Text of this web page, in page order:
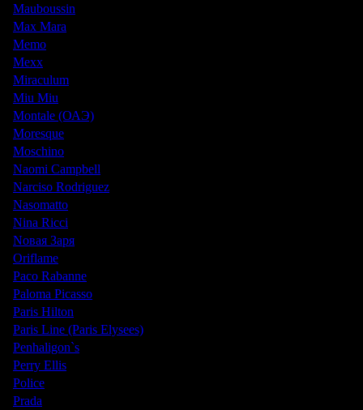
Mauboussin
Max Mara
Memo
Mexx
Miraculum
Miu Miu
Montale (ОАЭ)
Moresque
Moschino
Naomi Campbell
Narciso Rodriguez
Nasomatto
Nina Ricci
Nовая Заря
Oriflame
Paco Rabanne
Paloma Picasso
Paris Hilton
Paris Line (Paris Elysees)
Penhaligon`s
Perry Ellis
Police
Prada